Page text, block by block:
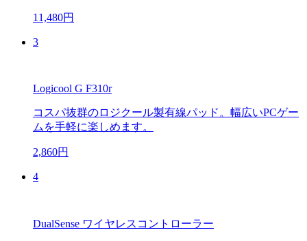
11,480円
3
Logicool G F310r
コスパ抜群のロジクール製有線パッド。幅広いPCゲー
ムを手軽に楽しめます。
2,860円
4
DualSense ワイヤレスコントローラー